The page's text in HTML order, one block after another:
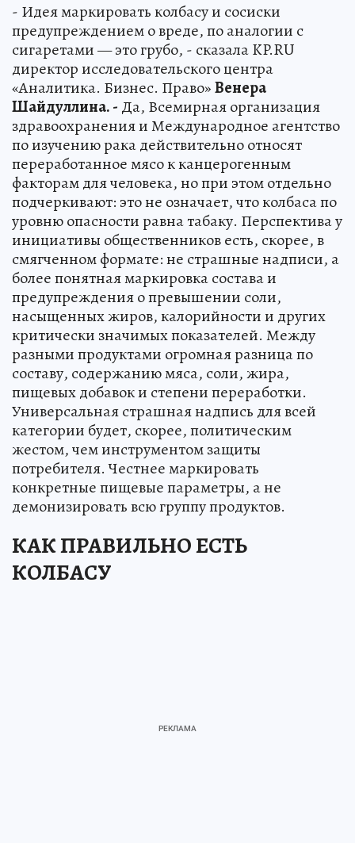
- Идея маркировать колбасу и сосиски
предупреждением о вреде, по аналогии с
сигаретами — это грубо, - сказала KP.RU
директор исследовательского центра
«Аналитика. Бизнес. Право»Венера
Шайдуллина. - Да, Всемирная организация
здравоохранения и Международное агентство
по изучению рака действительно относят
переработанное мясо к канцерогенным
факторам для человека, но при этом отдельно
подчеркивают: это не означает, что колбаса по
уровню опасности равна табаку. Перспектива у
инициативы общественников есть, скорее, в
смягченном формате: не страшные надписи, а
более понятная маркировка состава и
предупреждения о превышении соли,
насыщенных жиров, калорийности и других
критически значимых показателей. Между
разными продуктами огромная разница по
составу, содержанию мяса, соли, жира,
пищевых добавок и степени переработки.
Универсальная страшная надпись для всей
категории будет, скорее, политическим
жестом, чем инструментом защиты
потребителя. Честнее маркировать
конкретные пищевые параметры, а не
демонизировать всю группу продуктов.
КАК ПРАВИЛЬНО ЕСТЬ
КОЛБАСУ